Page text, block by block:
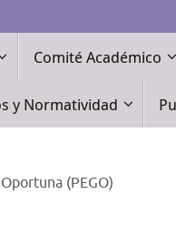
Comité Académico
y Normatividad
(PEGO)